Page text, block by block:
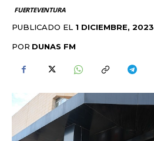
FUERTEVENTURA
PUBLICADO EL 1 DICIEMBRE, 2023
POR DUNAS FM